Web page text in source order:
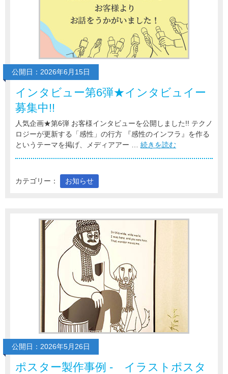
公開日：2026年6月15日
インタビュー第6弾★インタビュイー
募集中!!
人気企画★第6弾 お客様インタビューを公開しました!! テクノ
ロジーが更新する「感性」の行方 『感性のインフラ』を作る
というテーマを掲げ、メディアアー … 続きを読む
カテゴリー： お知らせ
公開日：2026年5月26日
ポスター製作事例 - イラストポスタ